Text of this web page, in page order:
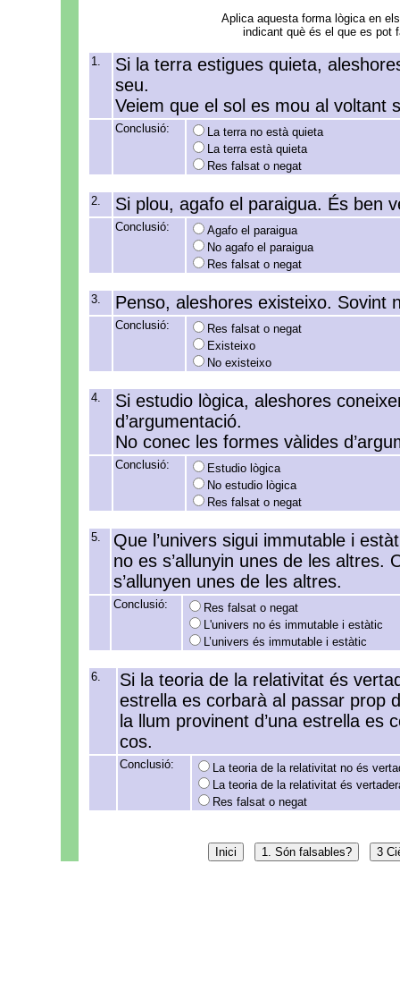
Aplica aquesta forma lògica en
indicant què és el que es pot
1.
Si la terra estigues quieta,
seu.
Veiem que el sol es mou al voltant
Conclusió:
La terra no està quieta
La terra està quieta
Res falsat o negat
2. Si plou, agafo el paraigua. És ben
Conclusió:
Agafo el paraigua
No agafo el paraigua
Res falsat o negat
3. Penso, aleshores existeixo. Sovint
Conclusió:
Res falsat o negat
Existeixo
No existeixo
4.
Si estudio lògica, aleshores
d’argumentació.
No conec les formes vàlides
Conclusió:
Estudio lògica
No estudio lògica
Res falsat o negat
5.
Que l’univers sigui immutable i
no es s’allunyin unes de les altres.
s’allunyen unes de les altres.
Conclusió:
Res falsat o negat
L'univers no és immutable i estàtic
L’univers és immutable i estàtic
6.
Si la teoria de la relativitat és
estrella es corbarà al passar prop
la llum provinent d’una estrella es
cos.
Conclusió:
La teoria de la relativitat no és
La teoria de la relativitat és
Res falsat o negat